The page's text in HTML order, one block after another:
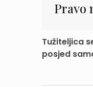
Pravo
Tužiteljica
posjed